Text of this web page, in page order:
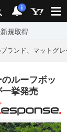
検索 通知
i
規取得
ランド、マットグ
ルーフボッ
挙発売